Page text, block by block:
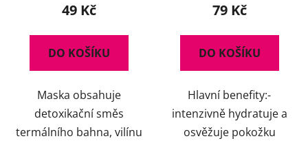
49 Kč
DO KOŠÍKU
Maska obsahuje
detoxikační směs
termálního bahna, vilínu
79 Kč
DO KOŠÍKU
Hlavní benefity:-
intenzivně hydratuje a
osvěžuje pokožku